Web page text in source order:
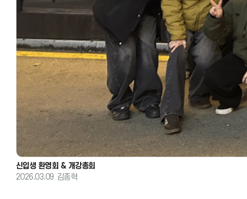
신입생 환영회 & 개강총회
2026.03.09 김종혁